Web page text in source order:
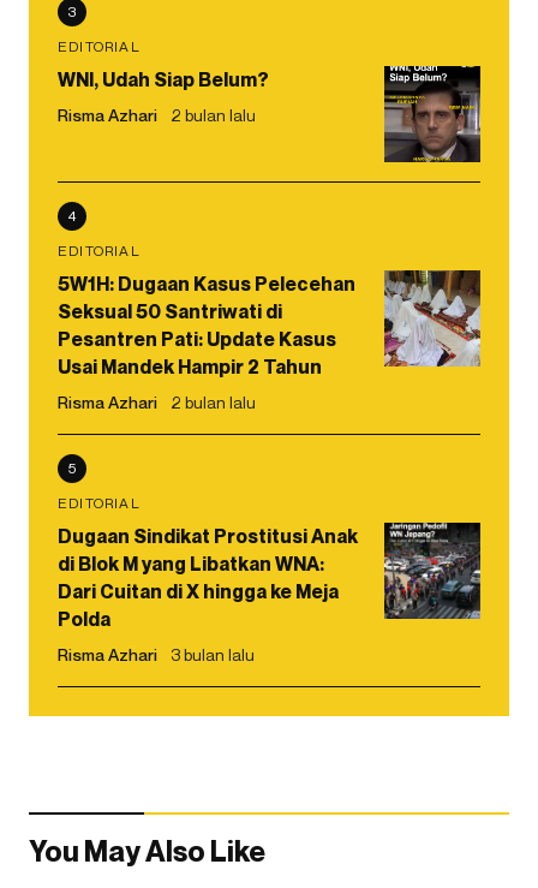
3
EDITORIAL
WNI, Udah Siap Belum?
Risma Azhari 2 bulan lalu
4
EDITORIAL
5W1H: Dugaan Kasus Pelecehan
Seksual 50 Santriwati di
Pesantren Pati: Update Kasus
Usai Mandek Hampir 2 Tahun
Risma Azhari 2 bulan lalu
5
EDITORIAL
Dugaan Sindikat Prostitusi Anak
di Blok M yang Libatkan WNA:
Dari Cuitan di X hingga ke Meja
Polda
Risma Azhari 3 bulan lalu
You May Also Like